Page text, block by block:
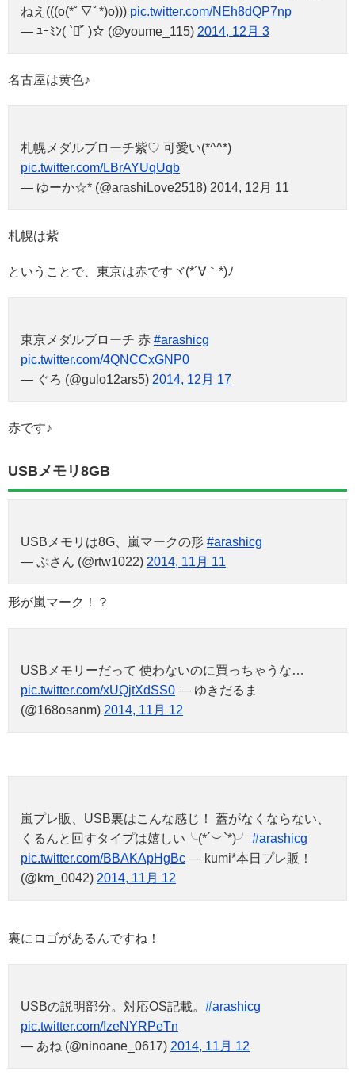
ねえ(((o(*ﾟ▽ﾟ*)o))) pic.twitter.com/NEh8dQP7np
— ﾕｰﾐﾝ( `◡͐´ )☆ (@youme_115) 2014, 12月 3
名古屋は黄色♪
札幌メダルブローチ紫♡ 可愛い(*^^*)
pic.twitter.com/LBrAYUqUqb
— ゆーか☆* (@arashiLove2518) 2014, 12月 11
札幌は紫
ということで、東京は赤ですヾ(*´∀｀*)ﾉ
東京メダルブローチ 赤 #arashicg
pic.twitter.com/4QNCCxGNP0
— ぐろ (@gulo12ars5) 2014, 12月 17
赤です♪
USBメモリ8GB
USBメモリは8G、嵐マークの形 #arashicg
— ぷさん (@rtw1022) 2014, 11月 11
形が嵐マーク！？
USBメモリーだって 使わないのに買っちゃうな…
pic.twitter.com/xUQjtXdSS0 — ゆきだるま
(@168osanm) 2014, 11月 12
嵐プレ販、USB裏はこんな感じ！ 蓋がなくならない、
くるんと回すタイプは嬉しい╰(*´︶`*)╯ #arashicg
pic.twitter.com/BBAKApHgBc — kumi*本日プレ販！
(@km_0042) 2014, 11月 12
裏にロゴがあるんですね！
USBの説明部分。対応OS記載。 #arashicg
pic.twitter.com/IzeNYRPeTn
— あね (@ninoane_0617) 2014, 11月 12